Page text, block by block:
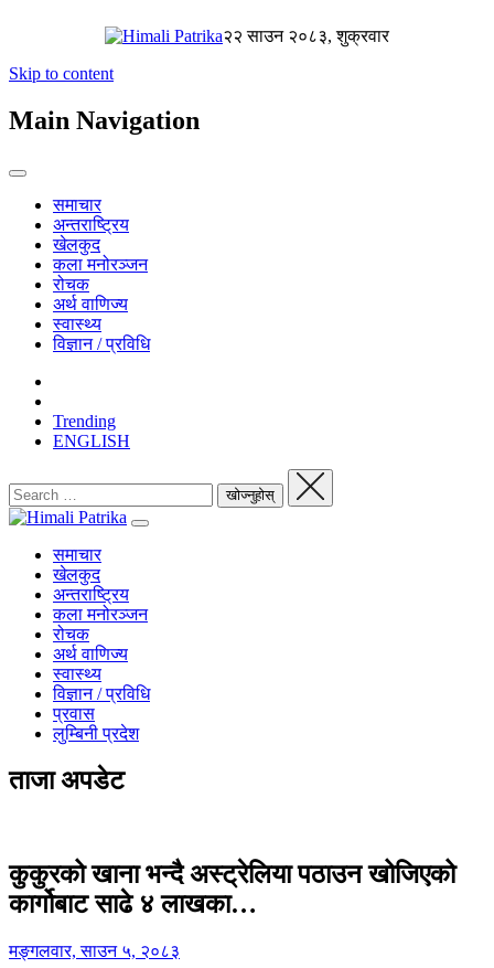
२२ साउन २०८३, शुक्रवार
Skip to content
Main Navigation
समाचार
अन्तराष्ट्रिय
खेलकुद
कला मनोरञ्जन
रोचक
अर्थ वाणिज्य
स्वास्थ्य
विज्ञान / प्रविधि
Trending
ENGLISH
समाचार
खेलकुद
अन्तराष्ट्रिय
कला मनोरञ्जन
रोचक
अर्थ वाणिज्य
स्वास्थ्य
विज्ञान / प्रविधि
प्रवास
लुम्बिनी प्रदेश
ताजा अपडेट
कुकुरको खाना भन्दै अस्ट्रेलिया पठाउन खोजिएको
कार्गोबाट साढे ४ लाखका…
मङ्गलवार, साउन ५, २०८३